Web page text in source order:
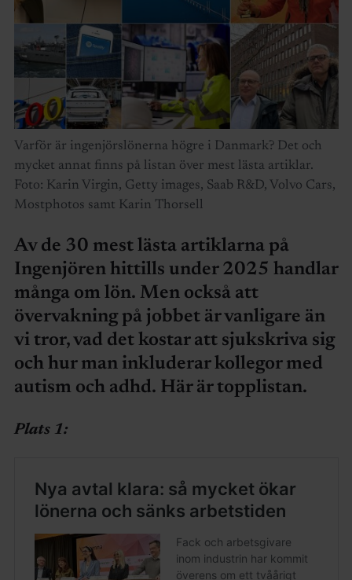
Varför är ingenjörslönerna högre i Danmark? Det och
mycket annat finns på listan över mest lästa artiklar.
Foto: Karin Virgin, Getty images, Saab R&D, Volvo Cars,
Mostphotos samt Karin Thorsell
Av de 30 mest lästa artiklarna på
Ingenjören hittills under 2025 handlar
många om lön. Men också att
övervakning på jobbet är vanligare än
vi tror, vad det kostar att sjukskriva sig
och hur man inkluderar kollegor med
autism och adhd. Här är topplistan.
Plats 1: